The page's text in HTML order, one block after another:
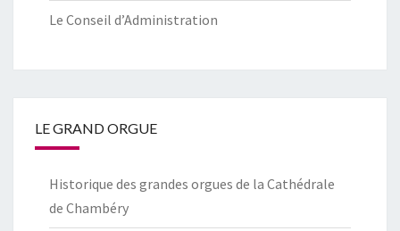
Le Conseil d’Administration
LE GRAND ORGUE
Historique des grandes orgues de la Cathédrale
de Chambéry